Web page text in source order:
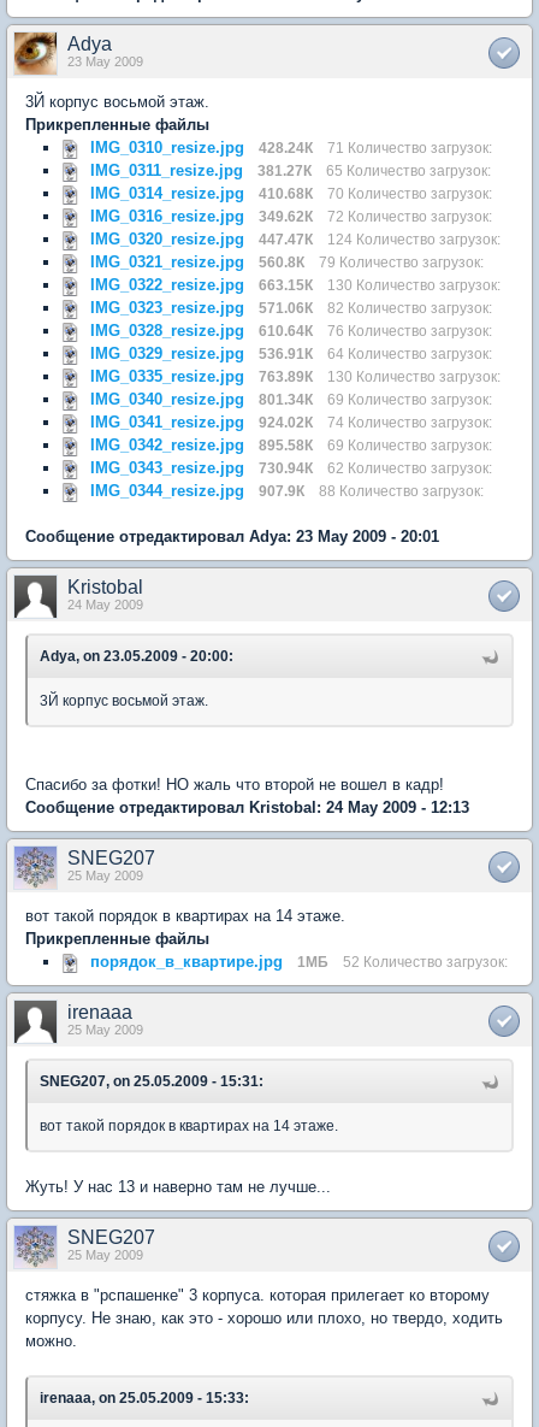
Adya
23 May 2009
3Й корпус восьмой этаж.
Прикрепленные файлы
IMG_0310_resize.jpg
428.24К 71 Количество загрузок:
IMG_0311_resize.jpg 381.27К 65 Количество загрузок:
IMG_0314_resize.jpg 410.68К 70 Количество загрузок:
IMG_0316_resize.jpg 349.62К 72 Количество загрузок:
IMG_0320_resize.jpg 447.47К 124 Количество загрузок:
IMG_0321_resize.jpg 560.8К 79 Количество загрузок:
IMG_0322_resize.jpg 663.15К 130 Количество загрузок:
IMG_0323_resize.jpg 571.06К 82 Количество загрузок:
IMG_0328_resize.jpg 610.64К 76 Количество загрузок:
IMG_0329_resize.jpg 536.91К 64 Количество загрузок:
IMG_0335_resize.jpg 763.89К 130 Количество загрузок:
IMG_0340_resize.jpg 801.34К 69 Количество загрузок:
IMG_0341_resize.jpg 924.02К 74 Количество загрузок:
IMG_0342_resize.jpg 895.58К 69 Количество загрузок:
IMG_0343_resize.jpg 730.94К 62 Количество загрузок:
IMG_0344_resize.jpg 907.9К 88 Количество загрузок:
Сообщение отредактировал Adya: 23 May 2009 - 20:01
Kristobal
24 May 2009
Adya, on 23.05.2009 - 20:00:
3Й корпус восьмой этаж.
Спасибо за фотки! НО жаль что второй не вошел в кадр!
Сообщение отредактировал Kristobal: 24 May 2009 - 12:13
SNEG207
25 May 2009
вот такой порядок в квартирах на 14 этаже.
Прикрепленные файлы
порядок_в_квартире.jpg
1МБ 52 Количество загрузок:
irenaaa
25 May 2009
SNEG207, on 25.05.2009 - 15:31:
вот такой порядок в квартирах на 14 этаже.
Жуть! У нас 13 и наверно там не лучше...
SNEG207
25 May 2009
стяжка в "рспашенке" 3 корпуса. которая прилегает ко второму
корпусу. Не знаю, как это - хорошо или плохо, но твердо, ходить
можно.
irenaaa, on 25.05.2009 - 15:33: